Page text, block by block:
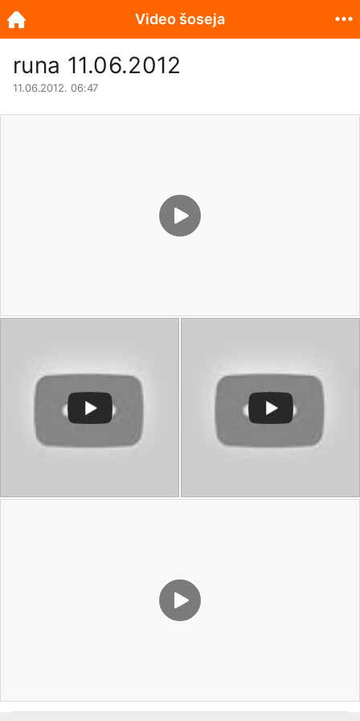
runa 11.06.2012
11.06.2012. 06:47
Video šoseja